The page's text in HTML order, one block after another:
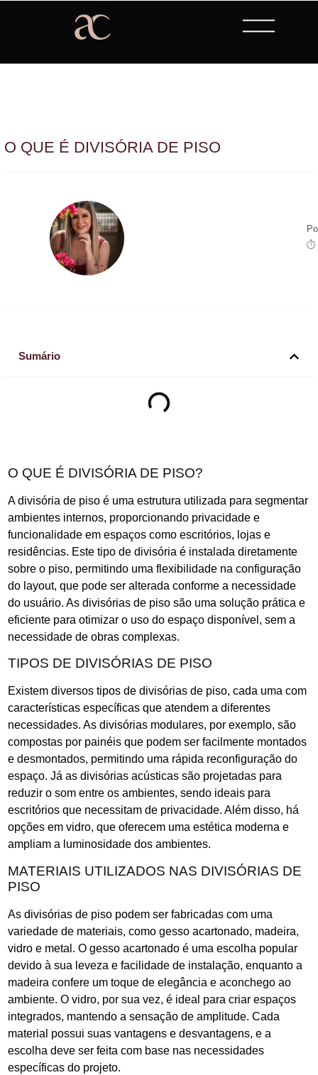
O QUE É DIVISÓRIA DE PISO
⏱
Sumário
O QUE É DIVISÓRIA DE PISO?
A divisória de piso é uma estrutura utilizada para segmentar
ambientes internos, proporcionando privacidade e
funcionalidade em espaços como escritórios, lojas e
residências. Este tipo de divisória é instalada diretamente
sobre o piso, permitindo uma flexibilidade na configuração
do layout, que pode ser alterada conforme a necessidade
do usuário. As divisórias de piso são uma solução prática e
eficiente para otimizar o uso do espaço disponível, sem a
necessidade de obras complexas.
TIPOS DE DIVISÓRIAS DE PISO
Existem diversos tipos de divisórias de piso, cada uma com
características específicas que atendem a diferentes
necessidades. As divisórias modulares, por exemplo, são
compostas por painéis que podem ser facilmente montados
e desmontados, permitindo uma rápida reconfiguração do
espaço. Já as divisórias acústicas são projetadas para
reduzir o som entre os ambientes, sendo ideais para
escritórios que necessitam de privacidade. Além disso, há
opções em vidro, que oferecem uma estética moderna e
ampliam a luminosidade dos ambientes.
MATERIAIS UTILIZADOS NAS DIVISÓRIAS DE
PISO
As divisórias de piso podem ser fabricadas com uma
variedade de materiais, como gesso acartonado, madeira,
vidro e metal. O gesso acartonado é uma escolha popular
devido à sua leveza e facilidade de instalação, enquanto a
madeira confere um toque de elegância e aconchego ao
ambiente. O vidro, por sua vez, é ideal para criar espaços
integrados, mantendo a sensação de amplitude. Cada
material possui suas vantagens e desvantagens, e a
escolha deve ser feita com base nas necessidades
específicas do projeto.